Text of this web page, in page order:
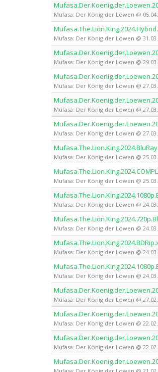
Mufasa: Der König der Löwen @
Mufasa: Der König der Löwen @
Mufasa: Der König der Löwen @
Mufasa: Der König der Löwen @
Mufasa: Der König der Löwen @
Mufasa: Der König der Löwen @
Mufasa: Der König der Löwen @
Mufasa: Der König der Löwen @
Mufasa: Der König der Löwen @
Mufasa: Der König der Löwen @
Mufasa: Der König der Löwen @
Mufasa: Der König der Löwen @
Mufasa: Der König der Löwen @
Mufasa: Der König der Löwen @
Mufasa: Der König der Löwen @